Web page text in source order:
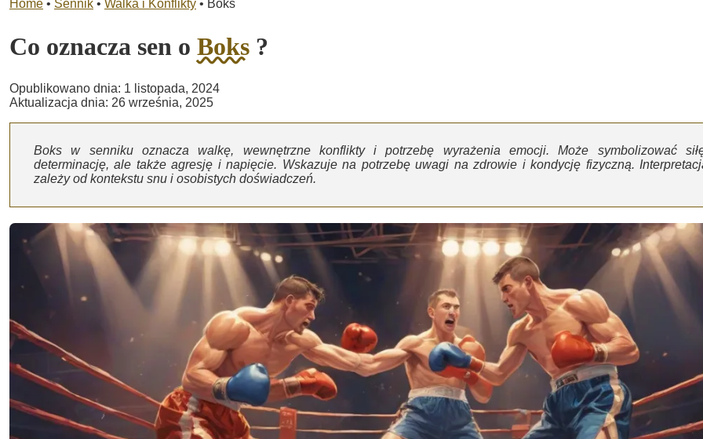
Home • Sennik • Walka i Konflikty • Boks
Co oznacza sen o Boks ?
Opublikowano dnia: 1 listopada, 2024
Aktualizacja dnia: 26 września, 2025
Boks w senniku oznacza walkę, wewnętrzne konflikty i potrzebę wyrażenia emocji. Może symbolizować
determinację, ale także agresję i napięcie. Wskazuje na potrzebę uwagi na zdrowie i kondycję fizyczną.
zależy od kontekstu snu i osobistych doświadczeń.